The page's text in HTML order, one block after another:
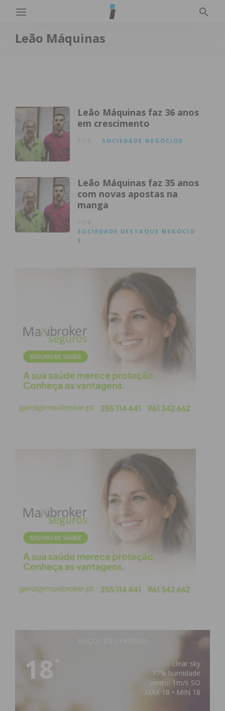
Leão Máquinas
Leão Máquinas faz 36 anos
em crescimento
SOCIEDADE NEGÓCIOS
Leão Máquinas faz 35 anos
com novas apostas na
manga
SOCIEDADE DESTAQUE NEGÓCIO
S
18
clear sky
77% humidade
vento: 1m/s SO
MAX 18 • MIN 18